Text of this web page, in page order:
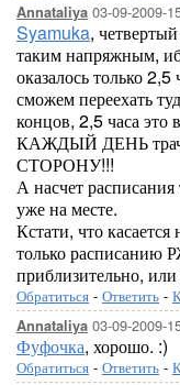
Annataliya 03-09-2009-
Syamuka,
таким напряжным,
оказалось только
сможем переехать
концов, 2,5 часа это
КАЖДЫЙ ДЕНЬ
СТОРОНУ!!!
А насчет
уже на месте.
Кстати, что
только расписанию
приблизительно,
Обратиться - Ответить -
Annataliya 03-09-2009-
Фуфочка, хорошо. :)
Обратиться - Ответить -